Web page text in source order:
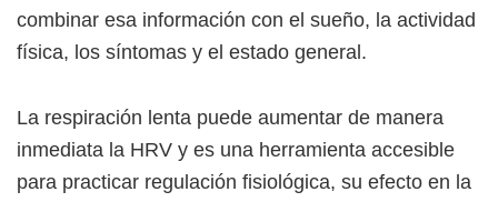
combinar esa información con el sueño, la actividad
física, los síntomas y el estado general.
La respiración lenta puede aumentar de manera
inmediata la HRV y es una herramienta accesible
para practicar regulación fisiológica, su efecto en la